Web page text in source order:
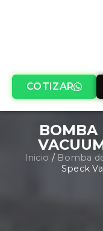
COTIZAR
BOMBA
Inicio / Bomba
Speck